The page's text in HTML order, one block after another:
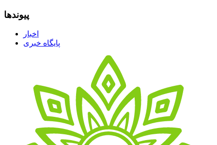
پیوندها
اخبار
پایگاه خبری